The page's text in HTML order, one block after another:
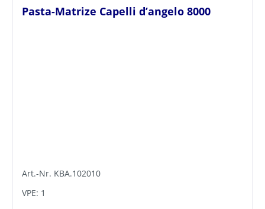
Pasta-Matrize Capelli d’angelo 8000
Art.-Nr. KBA.102010
VPE: 1